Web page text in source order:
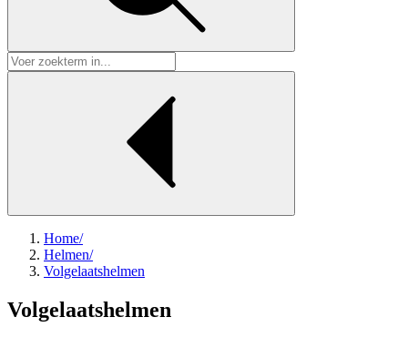
Home/
Helmen/
Volgelaatshelmen
Volgelaatshelmen